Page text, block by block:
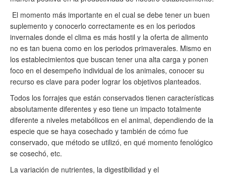
El momento más importante en el cual se debe tener un buen
suplemento y conocerlo correctamente es en los periodos
invernales donde el clima es más hostil y la oferta de alimento
no es tan buena como en los periodos primaverales. Mismo en
los establecimientos que buscan tener una alta carga y ponen
foco en el desempeño individual de los animales, conocer su
recurso es clave para poder lograr los objetivos planteados.
Todos los forrajes que están conservados tienen características
absolutamente diferentes y eso tiene un impacto totalmente
diferente a niveles metabólicos en el animal, dependiendo de la
especie que se haya cosechado y también de cómo fue
conservado, que método se utilizó, en qué momento fenológico
se cosechó, etc.
La variación de nutrientes, la digestibilidad y el